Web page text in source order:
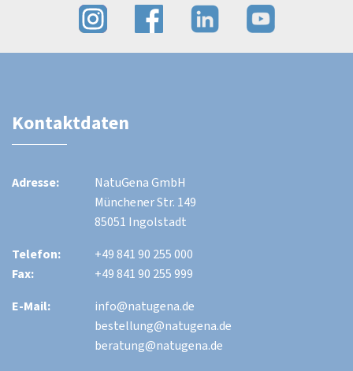
Kontaktdaten
Adresse:
NatuGena GmbH
Münchener Str. 149
85051 Ingolstadt
Telefon:
Fax:
+49 841 90 255 000
+49 841 90 255 999
E-Mail:
info@natugena.de
bestellung@natugena.de
beratung@natugena.de